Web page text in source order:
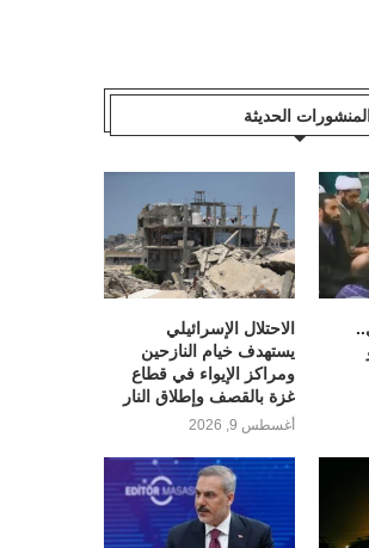
المنشورات الحديثة
الاحتلال الإسرائيلي
يستهدف خيام النازحين
ومراكز الإيواء في قطاع
غزة بالقصف وإطلاق النار
أغسطس 9, 2026